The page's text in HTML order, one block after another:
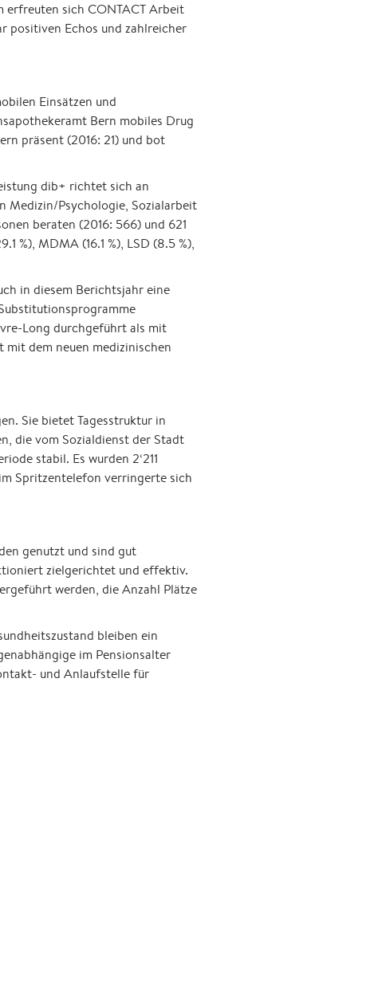
erfreuten sich CONTACT Arbeit
positiven Echos und zahlreicher
Einsätzen und
Bern mobiles Drug
präsent (2016: 21) und bot
dib+ richtet sich an
Medizin/Psychologie, Sozialarbeit
beraten (2016: 566) und 621
%), MDMA (16.1 %), LSD (8.5 %),
in diesem Berichtsjahr eine
Long durchgeführt als mit
mit dem neuen medizinischen
Sie bietet Tagesstruktur in
die vom Sozialdienst der Stadt
stabil. Es wurden 2‘211
Spritzentelefon verringerte sich
genutzt und sind gut
zielgerichtet und effektiv.
werden, die Anzahl Plätze
bleiben ein
im Pensionsalter
und Anlaufstelle für